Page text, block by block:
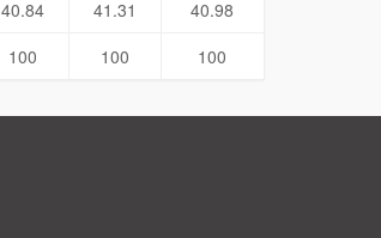
40.84 41.31
40.98
100 100 100